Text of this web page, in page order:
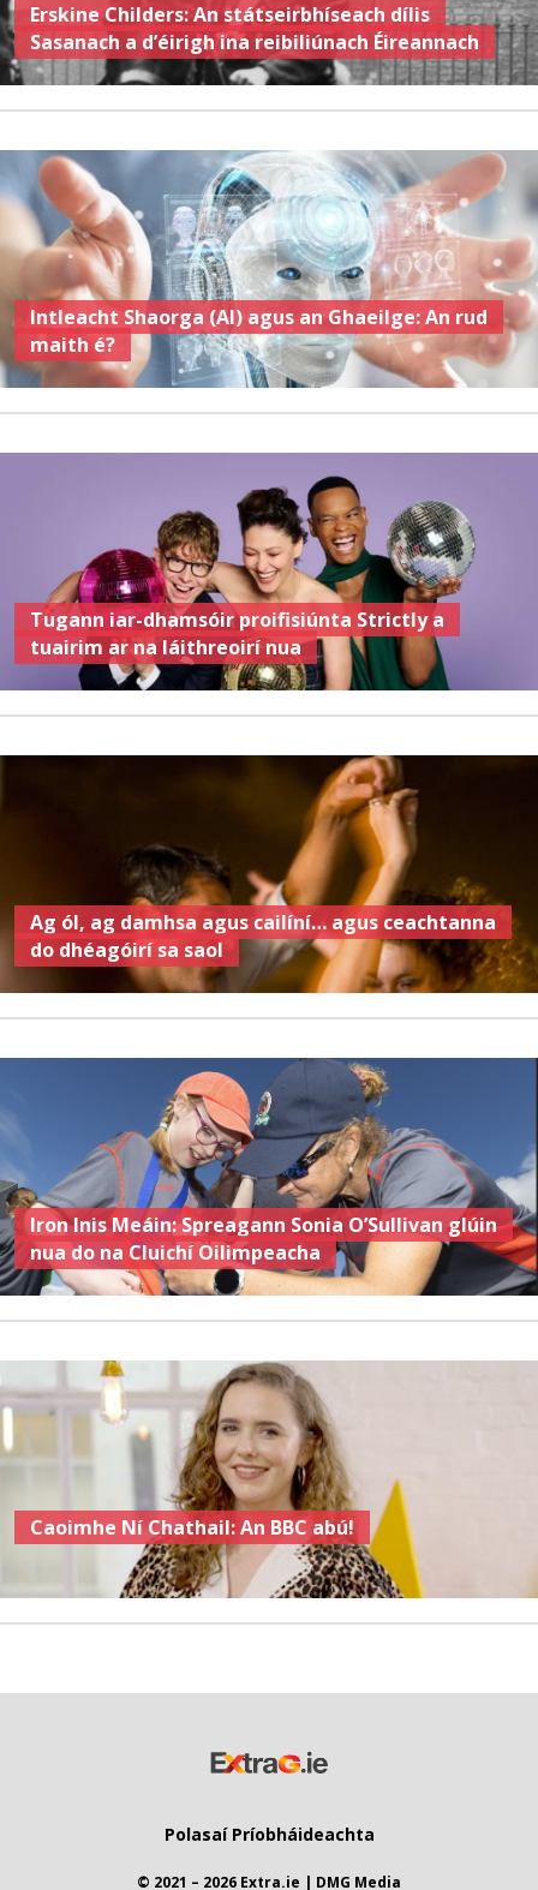
Erskine Childers: An státseirbhíseach dílis
Sasanach a d’éirigh ina reibiliúnach Éireannach
Intleacht Shaorga (AI) agus an Ghaeilge: An rud
maith é?
Tugann iar-dhamsóir proifisiúnta Strictly a
tuairim ar na láithreoirí nua
Ag ól, ag damhsa agus cailíní… agus ceachtanna
do dhéagóirí sa saol
Iron Inis Meáin: Spreagann Sonia O’Sullivan glúin
nua do na Cluichí Oilimpeacha
Caoimhe Ní Chathail: An BBC abú!
Polasaí Príobháideachta
© 2021 – 2026 Extra.ie | DMG Media